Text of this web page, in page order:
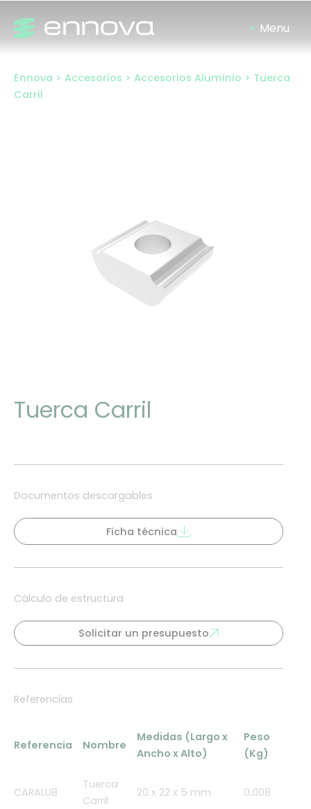
contenido
Ennova > Accesorios > Accesorios Aluminio > Tuerca
Carril
Tuerca Carril
Documentos descargables
Ficha técnica
Cálculo de estructura
Solicitar un presupuesto
Referencias
Referencia Nombre
Medidas (Largo x
Ancho x Alto)
Peso
(Kg)
CARALU8
Tuerca
Carril
20 x 22 x 5 mm 0,008